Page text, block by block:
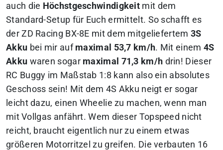
auch die Höchstgeschwindigkeit mit dem
Standard-Setup für Euch ermittelt. So schafft es
der ZD Racing BX-8E mit dem mitgeliefertem 3S
Akku bei mir auf maximal 53,7 km/h. Mit einem 4S
Akku waren sogar maximal 71,3 km/h drin! Dieser
RC Buggy im Maßstab 1:8 kann also ein absolutes
Geschoss sein! Mit dem 4S Akku neigt er sogar
leicht dazu, einen Wheelie zu machen, wenn man
mit Vollgas anfährt. Wem dieser Topspeed nicht
reicht, braucht eigentlich nur zu einem etwas
größeren Motorritzel zu greifen. Die verbauten 16